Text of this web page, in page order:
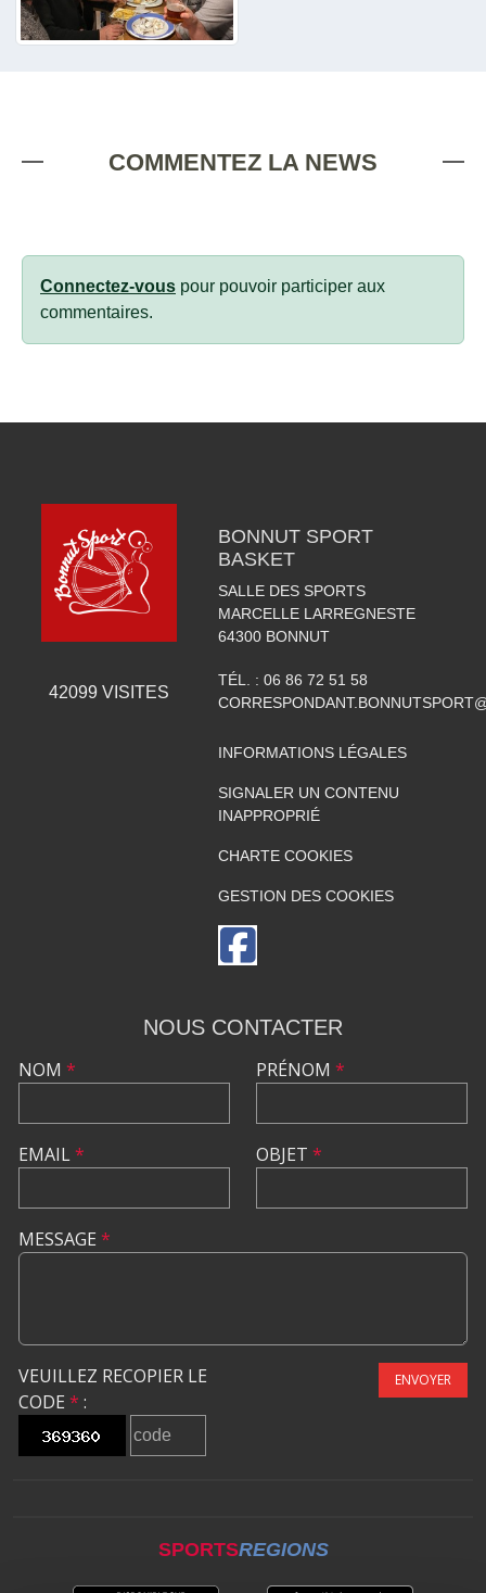
COMMENTEZ LA NEWS
Connectez-vous pour pouvoir participer aux
commentaires.
42099 VISITES
BONNUT SPORT
BASKET
SALLE DES SPORTS
MARCELLE LARREGNESTE
64300 BONNUT
TÉL. : 06 86 72 51 58
INFORMATIONS LÉGALES
SIGNALER UN CONTENU
INAPPROPRIÉ
CHARTE COOKIES
GESTION DES COOKIES
NOUS CONTACTER
NOM *
EMAIL*
PRÉNOM *
OBJET *
MESSAGE *
VEUILLEZ RECOPIER LE
CODE * :
ENVOYER
SPORTSREGIONS